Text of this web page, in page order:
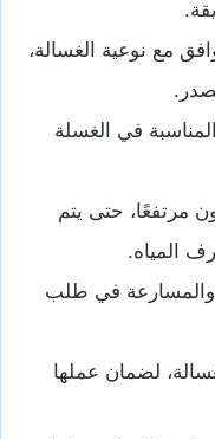
مع نوعية الغسالة،
في الغسلة
مرتفعًا، حتى يتم
المياه.
والمسارعة في طلب
لضمان عملها